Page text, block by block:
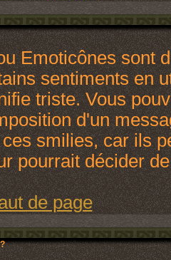
Emoticônes sont
sentiments en
triste. Vous
d'un
smilies, car ils
pourrait décider
de page